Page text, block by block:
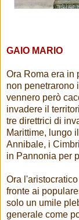
GAIO MARIO
Ora Roma era in
non penetrarono
vennero però
invadere il
tre direttrici di
Marittime, lungo
Annibale, i
in Pannonia per
Ora
fronte ai
solo un umile
generale come